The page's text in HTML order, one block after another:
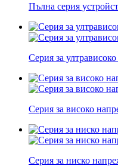
Пълна серия
Серия за
Серия за високо
Серия за ниско